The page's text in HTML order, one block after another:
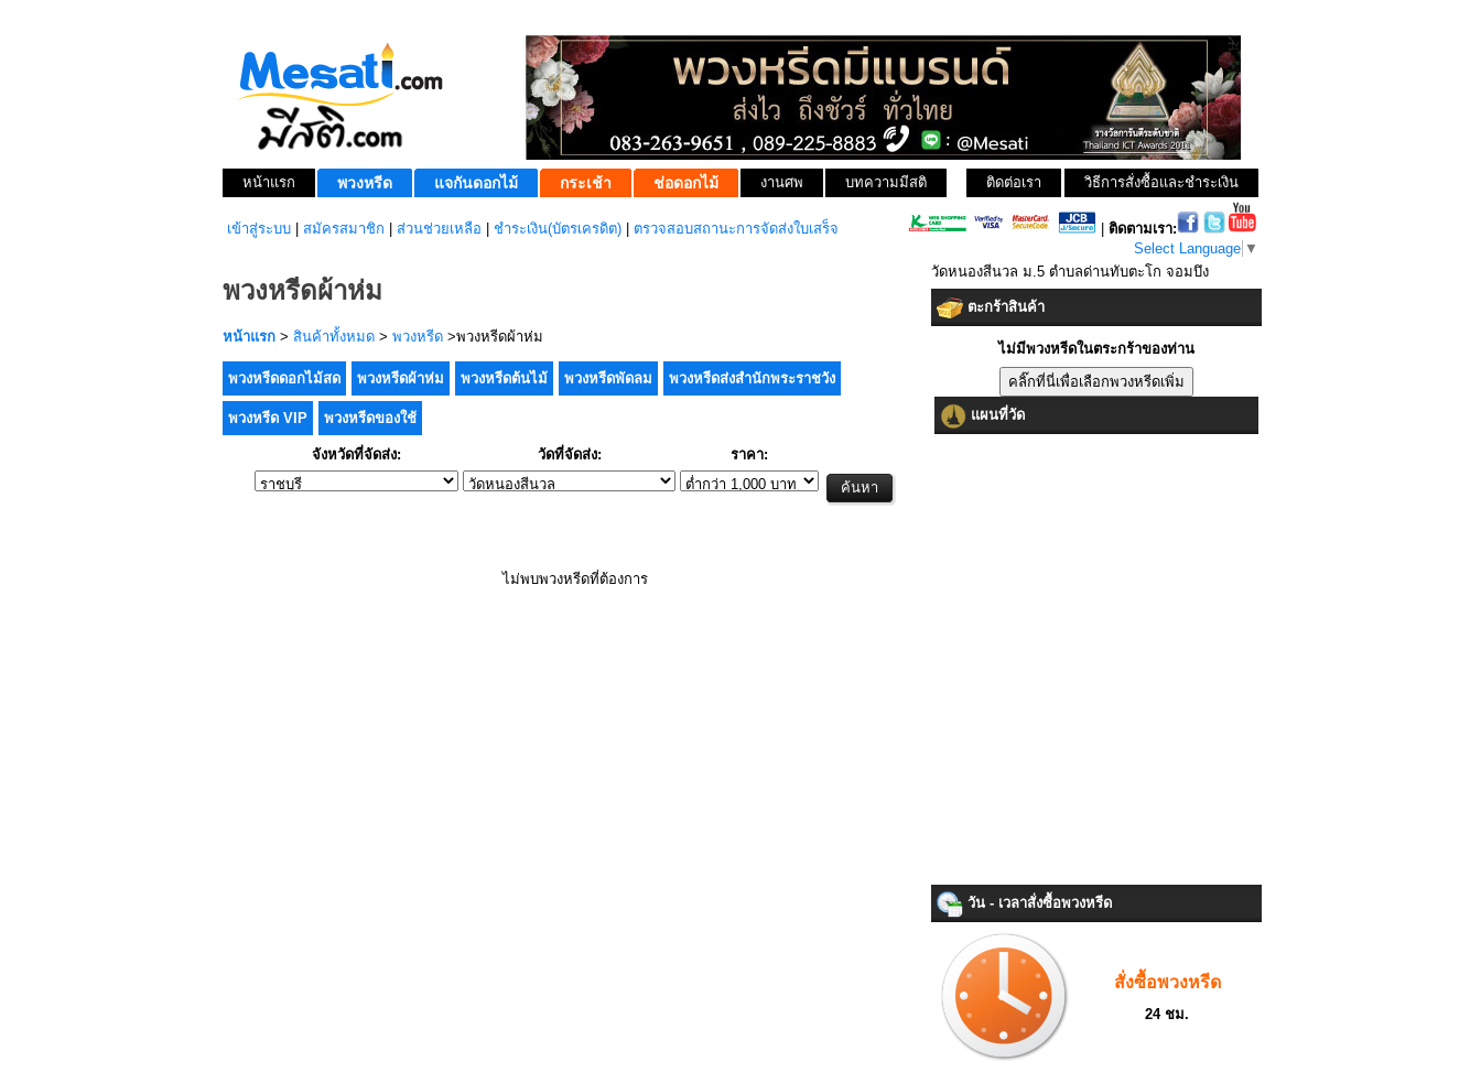
หน้าแรก พวงหรีด แจกันดอกไม้ กระเช้า ช่อดอกไม้ งานศพ บทความมีสติ วิธีการสั่งซื้อและชำระเงิน
ติดต่อเรา
เข้าสู่ระบบ สมัครสมาชิก ส่วนช่วยเหลือ ชำระเงิน(บัตรเครดิต) ตรวจสอบสถานะการจัดส่งใบเสร็จ
ติดตามเรา:
Select Language ▼
พวงหรีดผ้าห่ม
หน้าแรก > สินค้าทั้งหมด > พวงหรีด >พวงหรีดผ้าห่ม
พวงหรีดดอกไม้สด พวงหรีดผ้าห่ม พวงหรีดต้นไม้ พวงหรีดพัดลม พวงหรีดส่งสำนักพระราชวัง
พวงหรีด VIP พวงหรีดของใช้
จังหวัดที่จัดส่ง: วัดที่จัดส่ง: ราคา:
ไม่พบพวงหรีดที่ต้องการ
วัดหนองสีนวล ม.5 ตำบลด่านทับตะโก จอมบึง
ตะกร้าสินค้า
ไม่มีพวงหรีดในตระกร้าของท่าน
แผนที่วัด
วัน - เวลาสั่งซื้อพวงหรีด
สั่งซื้อพวงหรีด
24 ชม.